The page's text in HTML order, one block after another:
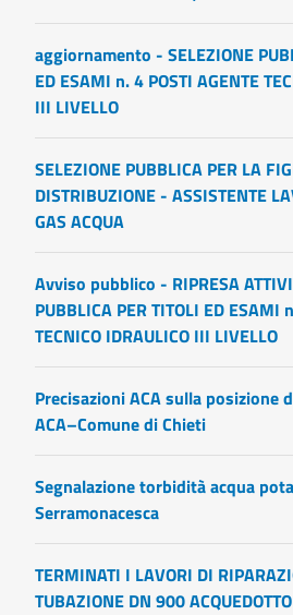
aggiornamento - SELEZIONE
ED ESAMI n. 4 POSTI AGENTE
III LIVELLO
SELEZIONE PUBBLICA PER LA
DISTRIBUZIONE - ASSISTENTE
GAS ACQUA
Avviso pubblico - RIPRESA
PUBBLICA PER TITOLI ED ESAMI
TECNICO IDRAULICO III LIVELLO
Precisazioni ACA sulla posizione
ACA–Comune di Chieti
Segnalazione torbidità acqua
Serramonacesca
TERMINATI I LAVORI DI
TUBAZIONE DN 900